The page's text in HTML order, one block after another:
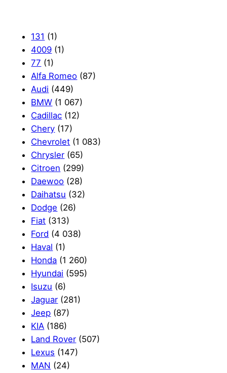
131 (1)
4009 (1)
77 (1)
Alfa Romeo (87)
Audi (449)
BMW (1 067)
Cadillac (12)
Chery (17)
Chevrolet (1 083)
Chrysler (65)
Citroen (299)
Daewoo (28)
Daihatsu (32)
Dodge (26)
Fiat (313)
Ford (4 038)
Haval (1)
Honda (1 260)
Hyundai (595)
Isuzu (6)
Jaguar (281)
Jeep (87)
KIA (186)
Land Rover (507)
Lexus (147)
MAN (24)